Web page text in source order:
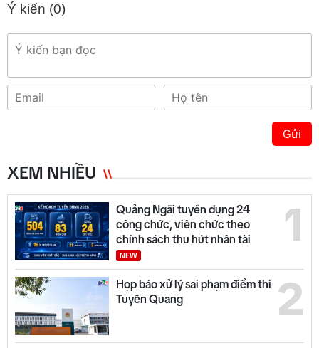
Ý kiến (0)
Gửi
XEM NHIỀU
1
Quảng Ngãi tuyển dụng 24
công chức, viên chức theo
chính sách thu hút nhân tài
NEW
2
Họp báo xử lý sai phạm điểm thi
Tuyên Quang